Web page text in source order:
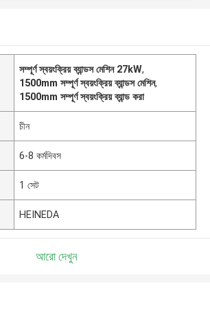
সম্পূর্ণ স্বয়ংক্রিয় ব্যান্ডস মেশিন 27kW,
1500mm সম্পূর্ণ স্বয়ংক্রিয় ব্যান্ডস মেশিন,
1500mm সম্পূর্ণ স্বয়ংক্রিয় ব্যান্ড করা
চীন
6-8 কর্মদিবস
1 সেট
HEINEDA
আরো দেখুন